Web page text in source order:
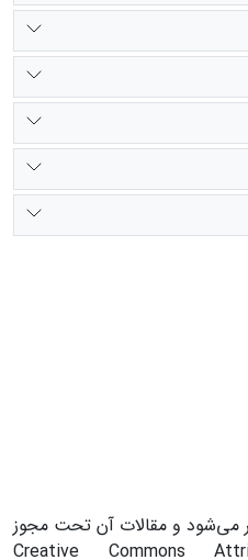
می‌شود و مقالات آن تحت مجوز
Creative Commons